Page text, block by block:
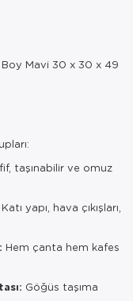
Mavi 30 x 30 x 49
taşınabilir ve omuz
Katı yapı, hava çıkışları,
Hem çanta hem kafes
Göğüs taşıma